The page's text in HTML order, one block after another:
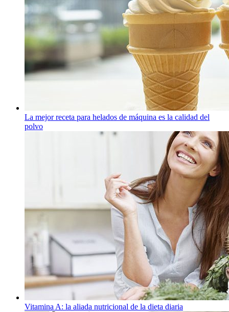
La mejor receta para helados de máquina es la calidad del
polvo
Vitamina A: la aliada nutricional de la dieta diaria